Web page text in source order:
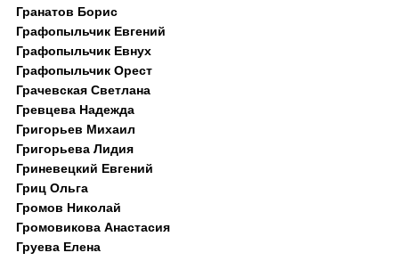
Гранатов Борис
Графопыльчик Евгений
Графопыльчик Евнух
Графопыльчик Орест
Грачевская Светлана
Гревцева Надежда
Григорьев Михаил
Григорьева Лидия
Гриневецкий Евгений
Гриц Ольга
Громов Николай
Громовикова Анастасия
Груева Елена